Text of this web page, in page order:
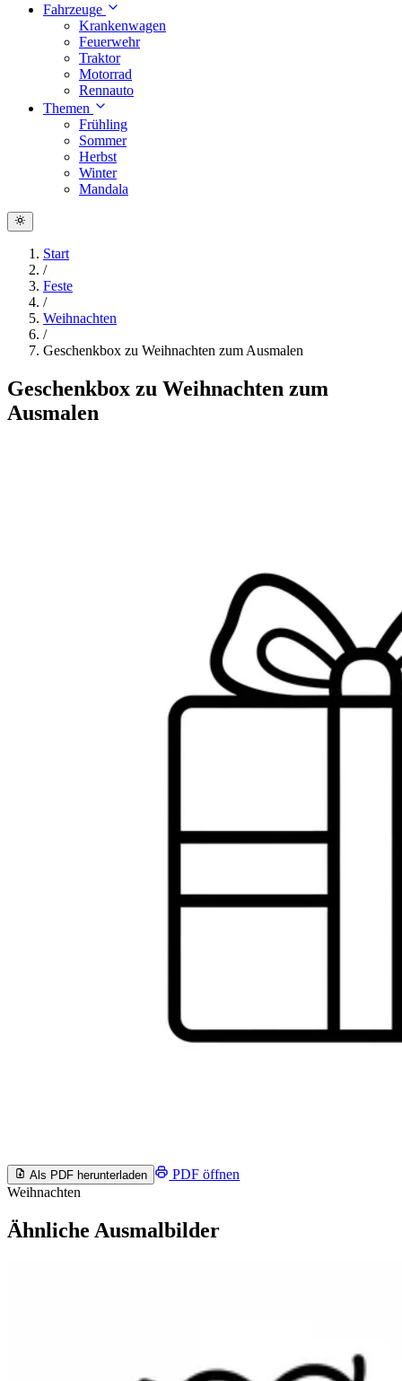
Fahrzeuge
Krankenwagen
Feuerwehr
Traktor
Motorrad
Rennauto
Themen
Frühling
Sommer
Herbst
Winter
Mandala
Start
/
Feste
/
Weihnachten
/
Geschenkbox zu Weihnachten zum Ausmalen
Geschenkbox zu Weihnachten zum
Ausmalen
Als PDF herunterladen
PDF öffnen
Weihnachten
Ähnliche Ausmalbilder